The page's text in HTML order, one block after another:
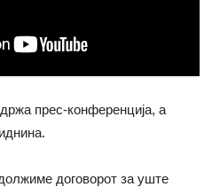
прес-конференција, а
договорот за уште